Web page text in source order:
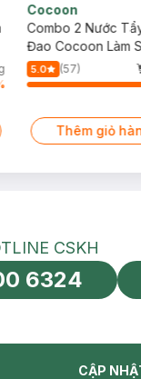
Cocoon
Combo 2 Nước
Đao Cocoon Làm
Giảm Dầu 500ml
5.0 (57)
Thêm giỏ
toàn cầu
HOTLINE CSKH
CSKH
6324
CẬP